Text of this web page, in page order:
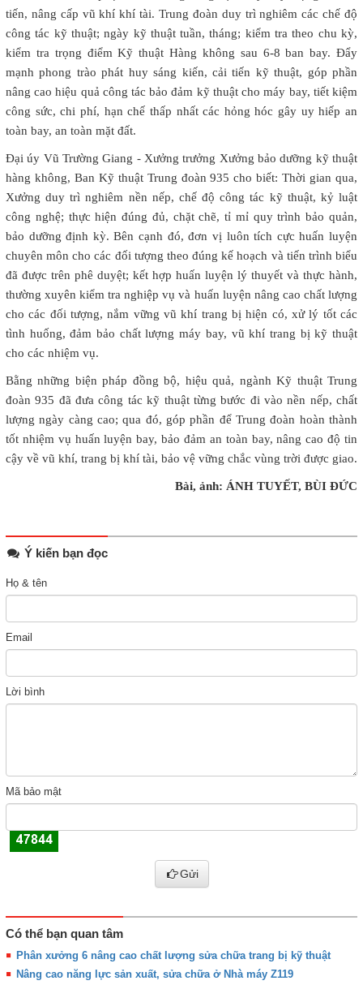
tiến, nâng cấp vũ khí khí tài. Trung đoàn duy trì nghiêm các chế độ
công tác kỹ thuật; ngày kỹ thuật tuần, tháng; kiểm tra theo chu kỳ,
kiểm tra trọng điểm Kỹ thuật Hàng không sau 6-8 ban bay. Đẩy
mạnh phong trào phát huy sáng kiến, cải tiến kỹ thuật, góp phần
nâng cao hiệu quả công tác bảo đảm kỹ thuật cho máy bay, tiết kiệm
công sức, chi phí, hạn chế thấp nhất các hỏng hóc gây uy hiếp an
toàn bay, an toàn mặt đất.
Đại úy Vũ Trường Giang - Xưởng trưởng Xưởng bảo dưỡng kỹ thuật
hàng không, Ban Kỹ thuật Trung đoàn 935 cho biết: Thời gian qua,
Xưởng duy trì nghiêm nền nếp, chế độ công tác kỹ thuật, kỷ luật
công nghệ; thực hiện đúng đủ, chặt chẽ, tỉ mỉ quy trình bảo quản,
bảo dưỡng định kỳ. Bên cạnh đó, đơn vị luôn tích cực huấn luyện
chuyên môn cho các đối tượng theo đúng kế hoạch và tiến trình biểu
đã được trên phê duyệt; kết hợp huấn luyện lý thuyết và thực hành,
thường xuyên kiểm tra nghiệp vụ và huấn luyện nâng cao chất lượng
cho các đối tượng, nắm vững vũ khí trang bị hiện có, xử lý tốt các
tình huống, đảm bảo chất lượng máy bay, vũ khí trang bị kỹ thuật
cho các nhiệm vụ.
Bằng những biện pháp đồng bộ, hiệu quả, ngành Kỹ thuật Trung
đoàn 935 đã đưa công tác kỹ thuật từng bước đi vào nền nếp, chất
lượng ngày càng cao; qua đó, góp phần để Trung đoàn hoàn thành
tốt nhiệm vụ huấn luyện bay, bảo đảm an toàn bay, nâng cao độ tin
cậy về vũ khí, trang bị khí tài, bảo vệ vững chắc vùng trời được giao.
Bài, ảnh: ÁNH TUYẾT, BÙI ĐỨC
Ý kiến bạn đọc
Họ & tên
Email
Lời bình
Mã bảo mật
Gửi
Có thể bạn quan tâm
Phân xưởng 6 nâng cao chất lượng sửa chữa trang bị kỹ thuật
Nâng cao năng lực sản xuất, sửa chữa ở Nhà máy Z119